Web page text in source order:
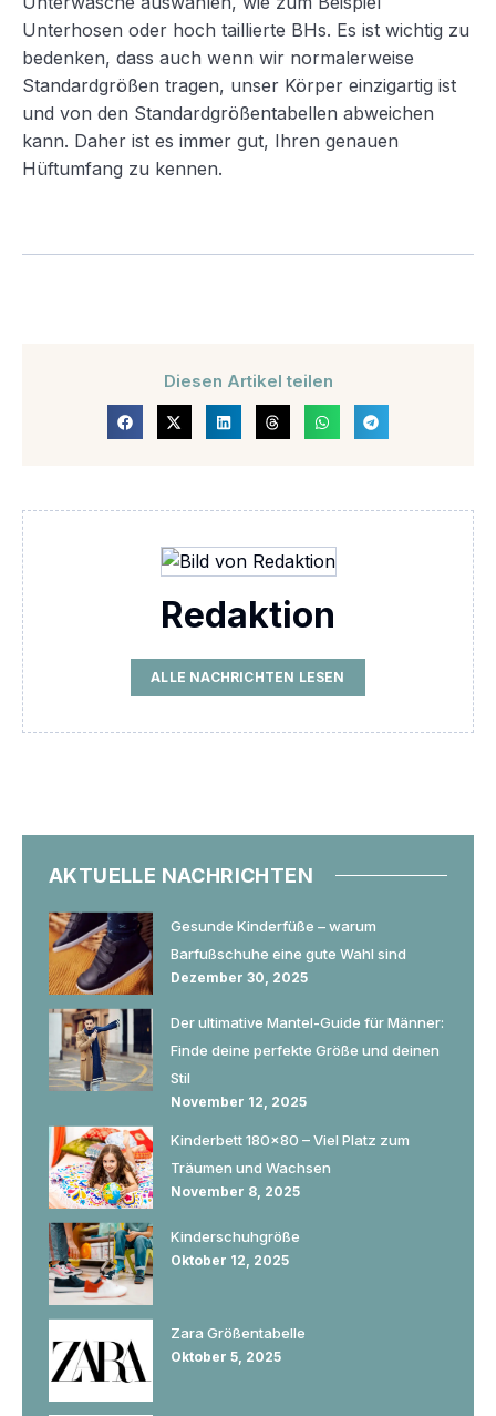
Unterhosen oder hoch taillierte BHs. Es ist wichtig zu
bedenken, dass auch wenn wir normalerweise
Standardgrößen tragen, unser Körper einzigartig ist
und von den Standardgrößentabellen abweichen
kann. Daher ist es immer gut, Ihren genauen
Hüftumfang zu kennen.
Diesen Artikel teilen
Redaktion
ALLE NACHRICHTEN LESEN
AKTUELLE NACHRICHTEN
Gesunde Kinderfüße – warum
Barfußschuhe eine gute Wahl sind
Dezember 30, 2025
Der ultimative Mantel-Guide für Männer:
Finde deine perfekte Größe und deinen
Stil
November 12, 2025
Kinderbett 180×80 – Viel Platz zum
Träumen und Wachsen
November 8, 2025
Kinderschuhgröße
Oktober 12, 2025
Zara Größentabelle
Oktober 5, 2025